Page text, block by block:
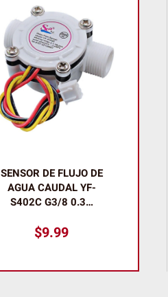
SENSOR DE FLUJO DE
AGUA CAUDAL YF-
S402C G3/8 0.3…
$9.99